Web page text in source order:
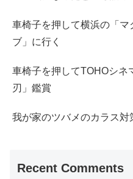
車椅子を押して横浜の「マ
ブ」に行く
車椅子を押してTOHOシネ
刃」鑑賞
我が家のツバメのカラス対
Recent Comments